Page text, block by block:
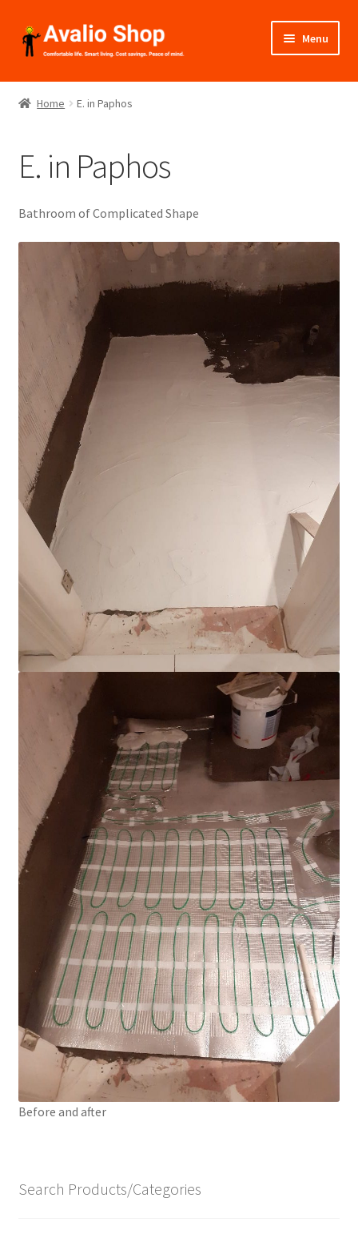
Skip
to
Skip
to
Menu
About Us
Installation
Catalogues
Expand
menu
“O & E”, Paphos
V. in Limassol
E. in Paphos
BO Residential Compound, Paphos Area
A.C. Apartment Complex (Paphos)
K. and E., Limassol
N. in Limassol
Videos
Home E. in Paphos
E. in Paphos
Bathroom of Complicated Shape
Before and after
Search Products/Categories